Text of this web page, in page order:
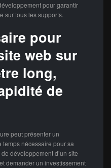
pour garantir
sur tous les supports.
pour
web sur
long,
de
peut présenter un
nécessaire pour sa
développement d’un site
demander un investissement